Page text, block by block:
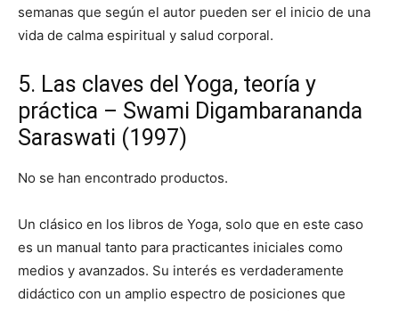
semanas que según el autor pueden ser el inicio de una
vida de calma espiritual y salud corporal.
5. Las claves del Yoga, teoría y
práctica – Swami Digambarananda
Saraswati (1997)
No se han encontrado productos.
Un clásico en los libros de Yoga, solo que en este caso
es un manual tanto para practicantes iniciales como
medios y avanzados. Su interés es verdaderamente
didáctico con un amplio espectro de posiciones que